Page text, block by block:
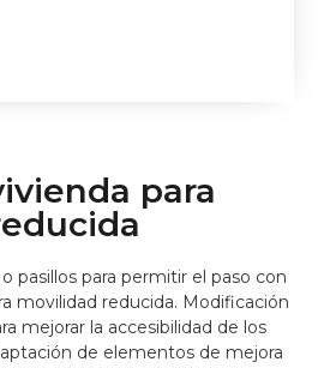
para
pasillos para permitir el paso con
movilidad reducida. Modificación
mejorar la accesibilidad de los
de elementos de mejora